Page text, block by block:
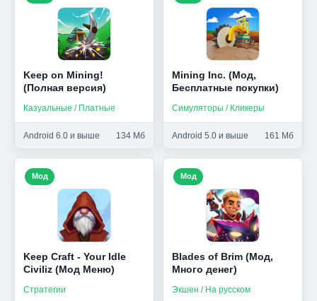
Keep on Mining!
(Полная версия)
Казуальные / Платные
Android 6.0 и выше 134 Мб
Mining Inc. (Мод,
Бесплатные покупки)
Симуляторы / Кликеры
Android 5.0 и выше 161 Мб
Keep Craft - Your Idle
Civiliz (Мод Меню)
Стратегии
Мод
Blades of Brim (Мод,
Много денег)
Экшен / На русском
Мод